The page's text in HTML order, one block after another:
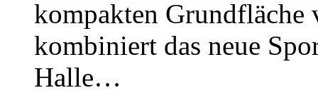
kompakten Grundfläche
kombiniert das neue
Halle…